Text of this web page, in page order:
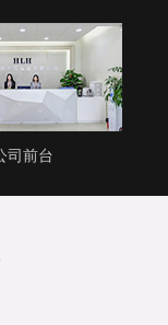
司前台